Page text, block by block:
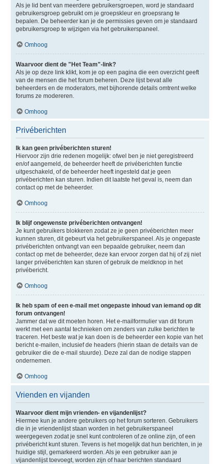
Als je lid bent van meerdere gebruikersgroepen, word je standaard
gebruikersgroep gebruikt om je groepskleur en groepsrang te
bepalen. De beheerder kan je de permissies geven om je standaard
gebruikersgroep te wijzigen via het gebruikerspaneel.
Omhoog
Waarvoor dient de "Het Team"-link?
Als je op deze link klikt, kom je op een pagina die een overzicht geeft
van de mensen die het forum beheren. Deze lijst bevat alle
beheerders en de moderators, met bijhorende details omtrent welke
forums ze modereren.
Omhoog
Privéberichten
Ik kan geen privéberichten sturen!
Hiervoor zijn drie redenen mogelijk: ofwel ben je niet geregistreerd
en/of aangemeld, de beheerder heeft de privéberichten functie
uitgeschakeld, of de beheerder heeft ingesteld dat je geen
privéberichten kan sturen. Indien dit laatste het geval is, neem dan
contact op met de beheerder.
Omhoog
Ik blijf ongewenste privéberichten ontvangen!
Je kunt gebruikers blokkeren zodat ze je geen privéberichten meer
kunnen sturen, dit gebeurt via het gebruikerspaneel. Als je ongepaste
privéberichten ontvangt van een bepaalde gebruiker, neem dan
contact op met de beheerder, deze kan ervoor zorgen dat hij of zij niet
langer privéberichten kan sturen of gebruik de meldknop in het
privébericht.
Omhoog
Ik heb spam of een e-mail met ongepaste inhoud van iemand op dit
forum ontvangen!
Jammer dat we dit moeten horen. Het e-mailformulier van dit forum
werkt met een aantal technieken om zenders van zulke berichten te
traceren. Het beste wat je kan doen is de beheerder een kopie van het
bericht e-mailen, inclusief de headers (hierin staan de details van de
gebruiker die de e-mail stuurde). Deze zal dan de nodige stappen
ondernemen.
Omhoog
Vrienden en vijanden
Waarvoor dient mijn vrienden- en vijandenlijst?
Hiermee kun je andere gebruikers op het forum sorteren. Gebruikers
die in je vriendenlijst staan worden in het gebruikerspaneel
weergegeven zodat je snel kunt controleren of ze online zijn, of een
privébericht kunt sturen. Tevens is het mogelijk dat hun berichten, in je
huidige stijl, gemarkeerd worden. Als je een gebruiker aan je
vijandenlijst toevoegt, worden zijn of haar berichten standaard